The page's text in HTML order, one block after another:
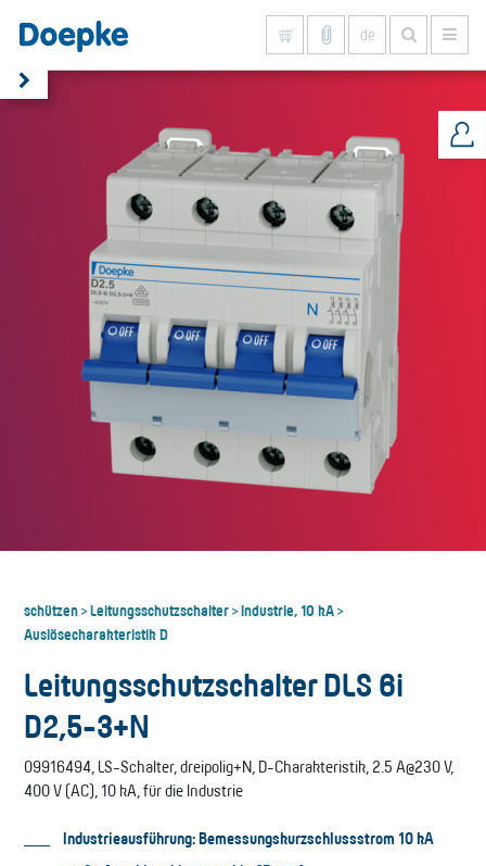
de
schützen>Leitungsschutzschalter>Industrie, 10 kA>
Auslösecharakteristik D
Leitungsschutzschalter DLS 6i
D2,5-3+N
09916494, LS-Schalter, dreipolig+N, D-Charakteristik, 2.5 A@230 V,
400 V (AC), 10 kA, für die Industrie
Industrieausführung: Bemessungskurzschlussstrom 10 kA